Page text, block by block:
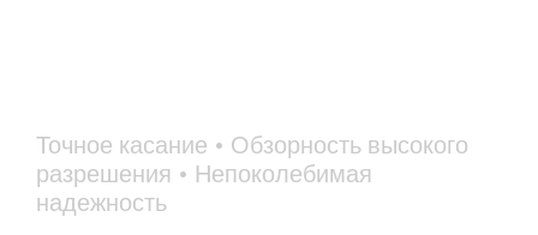
Точное касание • Обзорность высокого
разрешения • Непоколебимая
надежность